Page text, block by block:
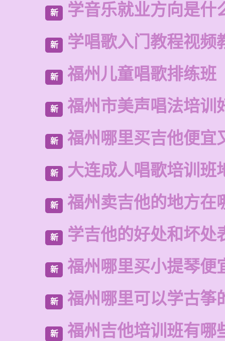
新 学音乐就业方向是什
新 学唱歌入门教程视频
新 福州儿童唱歌排练班
新 福州市美声唱法培训
新 福州哪里买吉他便宜
新 大连成人唱歌培训班
新 福州卖吉他的地方在
新 学吉他的好处和坏处
新 福州哪里买小提琴便
新 福州哪里可以学古筝
新 福州吉他培训班有哪